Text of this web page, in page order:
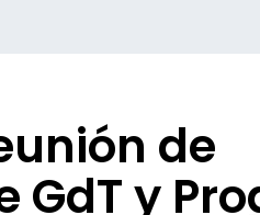
de
GdT y